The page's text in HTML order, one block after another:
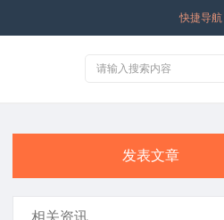
快捷导航
发表文章
相关资讯